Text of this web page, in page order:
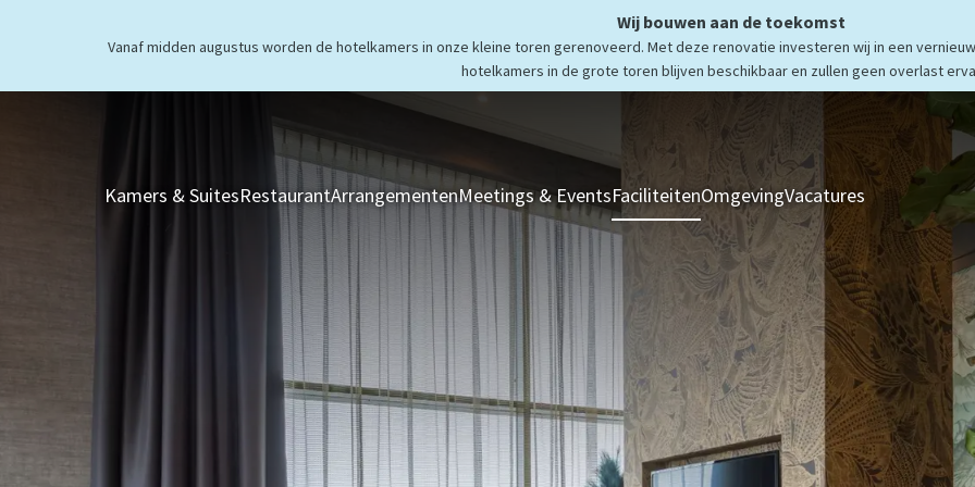
Wij bouwen aan de toekomst
Vanaf midden augustus worden de hotelkamers in onze kleine toren gerenoveerd. Met deze renovatie investeren wij in een
hotelkamers in de grote toren blijven beschikbaar en zullen geen overlast
Kamers & SuitesRestaurantArrangementenMeetings & EventsFaciliteitenOmgevingVacatures Kamers &